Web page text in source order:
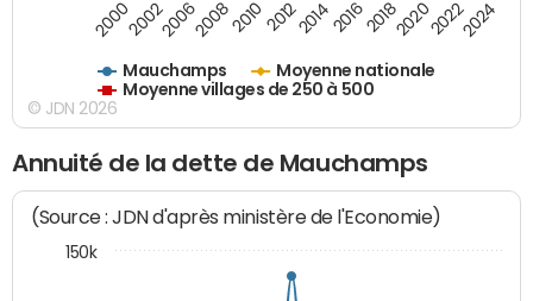
Mauchamps
Moyenne nationale
Moyenne villages de 250 à 500
200020022006200820102012201420162018202020222024
© JDN 2026
Annuité de la dette de Mauchamps
(Source : JDN d'après ministère de l'Economie)
150k